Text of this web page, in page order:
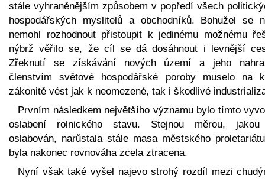
stále vyhraněnějším způsobem v popředí všech
hospodářských myslitelů a obchodníků. Bohužel se
nemohl rozhodnout přistoupit k jedinému možnému
nýbrž věřilo se, že cíl se dá dosáhnout i levnější
Zřeknutí se získávání nových území a jeho
členstvím světové hospodářské poroby muselo na
zákonitě vést jak k neomezené, tak i škodlivé
Prvním následkem největšího významu bylo tímto
oslabení rolnického stavu. Stejnou měrou,
oslabován, narůstala stále masa městského
byla nakonec rovnováha zcela ztracena.
Nyní však také vyšel najevo strohý rozdíl mezi